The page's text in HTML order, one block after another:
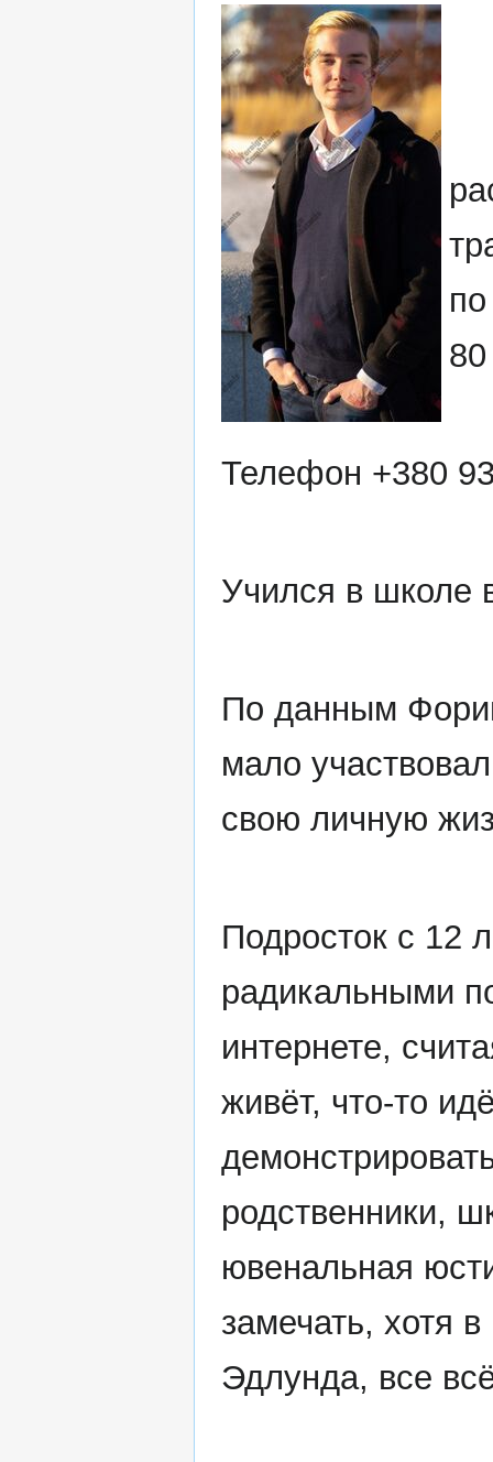
Телефон +380
Учился в школе
По данным
мало
свою личную
Подросток с 12
радикальными
интернете,
живёт, что-то
родственники,
ювенальная
замечать, хотя
Эдлунда, все